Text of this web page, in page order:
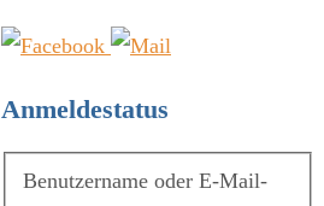
Anmeldestatus
Benutzername oder E-Mail-